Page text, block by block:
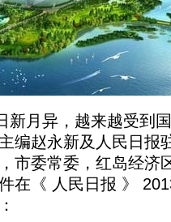
异，越来越受到国
编赵永新及人民日报
市委常委，红岛经济
在《 人民日报 》